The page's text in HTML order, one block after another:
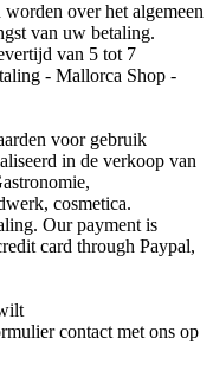
worden over het algemeen
van uw betaling.
van 5 tot 7
- Mallorca Shop -
voor gebruik
in de verkoop van
cosmetica.
Our payment is
card through Paypal,
contact met ons op